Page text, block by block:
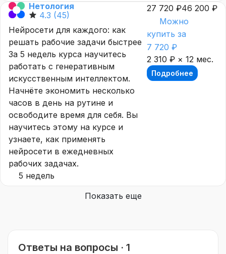
Нетология
4.3 (45)
Нейросети для каждого: как
решать рабочие задачи быстрее
За 5 недель курса научитесь
работать с генеративным
искусственным интеллектом.
Начнёте экономить несколько
часов в день на рутине и
освободите время для себя. Вы
научитесь этому на курсе и
узнаете, как применять
нейросети в ежедневных
рабочих задачах.
5 недель
27 720 ₽46 200 ₽
Можно
купить за
7 720 ₽
2 310 ₽ × 12 мес.
Подробнее
Показать еще
Ответы на вопросы · 1